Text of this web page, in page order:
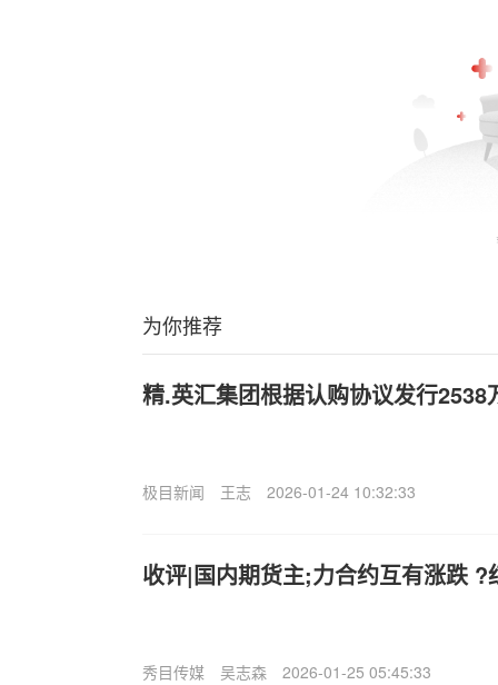
为你推荐
精.英汇集团根据认购协议发行2538
极目新闻 王志 2026-01-24 10:32:33
收评|国内期货主;力合约互有涨跌 ?
秀目传媒 吴志森 2026-01-25 05:45:33